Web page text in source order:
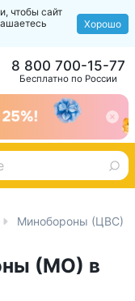
чтобы сайт
Хорошо
Бесплатно по России
8 800 700-15-77
Минобороны (ЦВС)
(МО) в